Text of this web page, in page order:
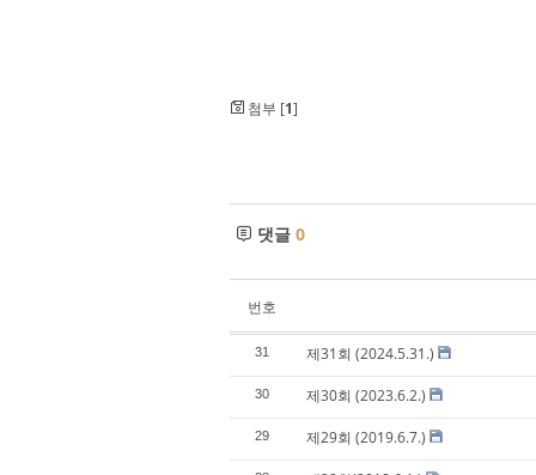
첨부 [1]
댓글 0
번호
31 제31회 (2024.5.31.)
30 제30회 (2023.6.2.)
29 제29회 (2019.6.7.)